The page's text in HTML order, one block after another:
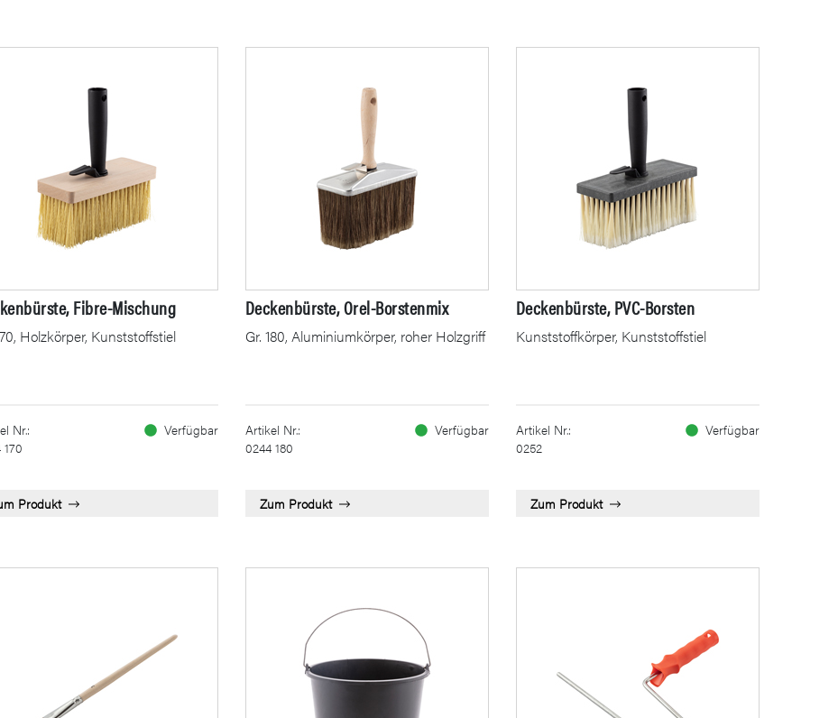
Fibre-Mischung
Holzkörper, Kunststoffstiel
Nr.:
Verfügbar
Produkt
Deckenbürste, Orel-Borstenmix
Gr. 180, Aluminiumkörper, roher Holzgriff
Artikel Nr.:
0244 180
Verfügbar
Zum Produkt
Deckenbürste, PVC-Borsten
Kunststoffkörper, Kunststoffstiel
Artikel Nr.:
0252
Verfügbar
Zum Produkt